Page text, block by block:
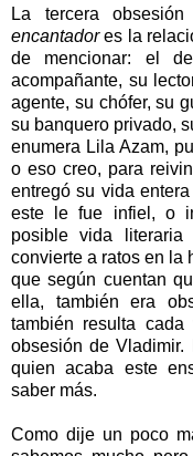
La tercera
encantadores la
de mencionar: el
acompañante, su
agente, su chófer, su
su banquero privado,
enumera Lila Azam,
o eso creo, para
entregó su vida
este le fue infiel, o
posible vida
convierte a ratos en la
que según cuentan
ella, también era
también resulta
obsesión de
quien acaba este
saber más.
Como dije un poco